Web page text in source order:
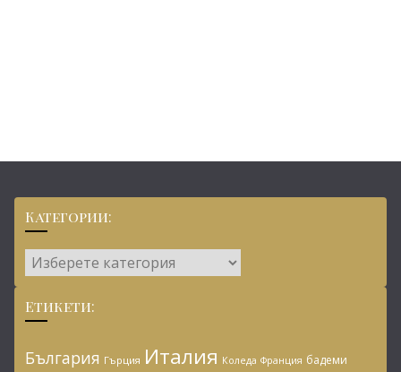
Категории:
Категории:
Етикети:
България Гърция Италия Коледа Франция бадеми